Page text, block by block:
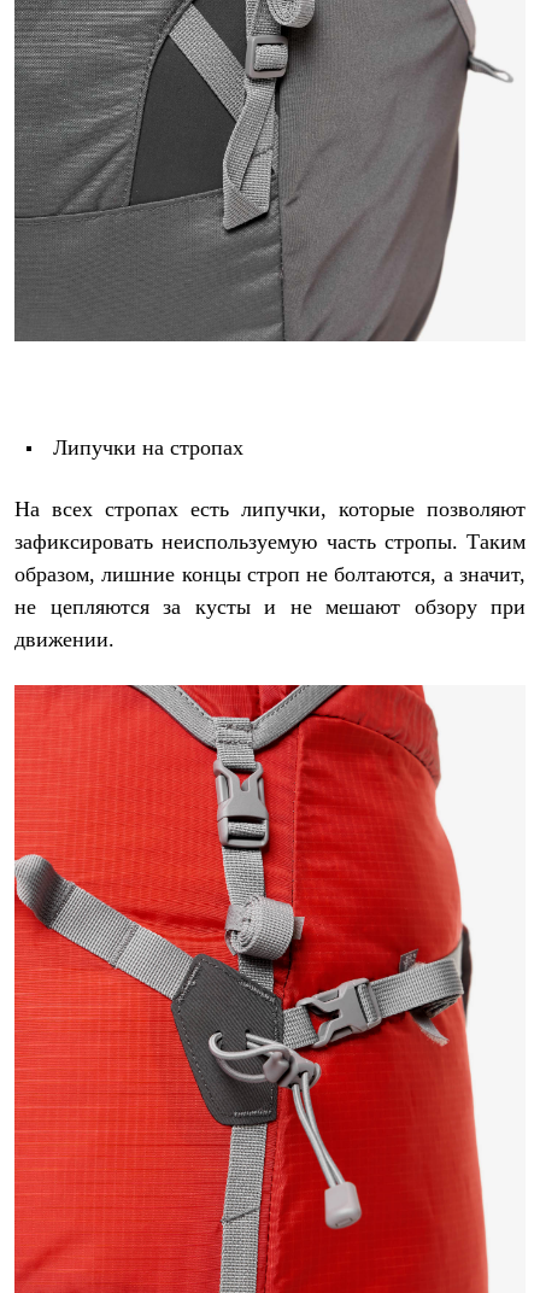
Липучки на стропах
На всех стропах есть липучки, которые позволяют
зафиксировать неиспользуемую часть стропы. Таким
образом, лишние концы строп не болтаются, а значит,
не цепляются за кусты и не мешают обзору при
движении.